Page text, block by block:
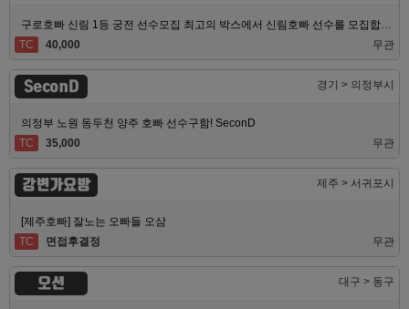
구로호빠 신림 1등 궁전 선수모집 최고의 박스에서 신림호빠 선수를 모집합니다
TC
40,000 무관
SeconD 경기 > 의정부시
의정부 노원 동두천 양주 호빠 선수구함! SeconD
TC
35,000 무관
강변가요방 제주 > 서귀포시
[제주호빠] 잘노는 오빠들 오삼
TC
면접후결정 무관
오션 대구 > 동구